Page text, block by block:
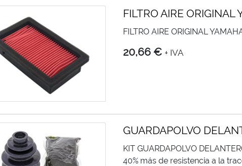
FILTRO AIRE
FILTRO AIRE ORIGINAL
20,66 € + IVA
GUARDAPOLVO
KIT GUARDAPOLVO
40% más de resistencia a la